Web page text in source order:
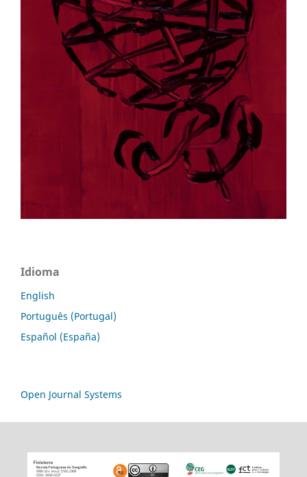
Idioma
English
Português (Portugal)
Español (España)
Open Journal Systems